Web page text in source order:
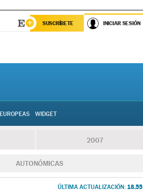
SUSCRÍBETE INICIAR SESIÓN
EUROPEAS WIDGET
2007
AUTONÓMICAS
ÚLTIMA ACTUALIZACIÓN: 18.55